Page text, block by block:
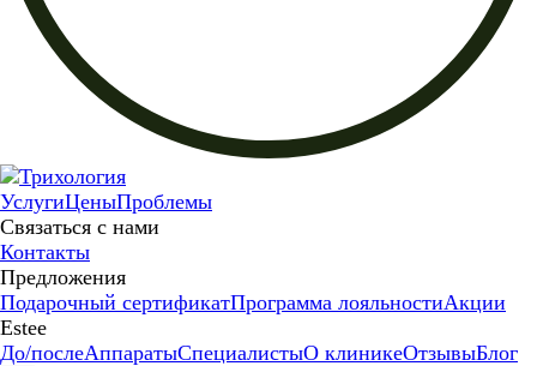
УслугиЦеныПроблемы
Связаться с нами
Контакты
Предложения
Подарочный сертификатПрограмма лояльностиАкции
Estee
До/послеАппаратыСпециалистыО клиникеОтзывыБлог